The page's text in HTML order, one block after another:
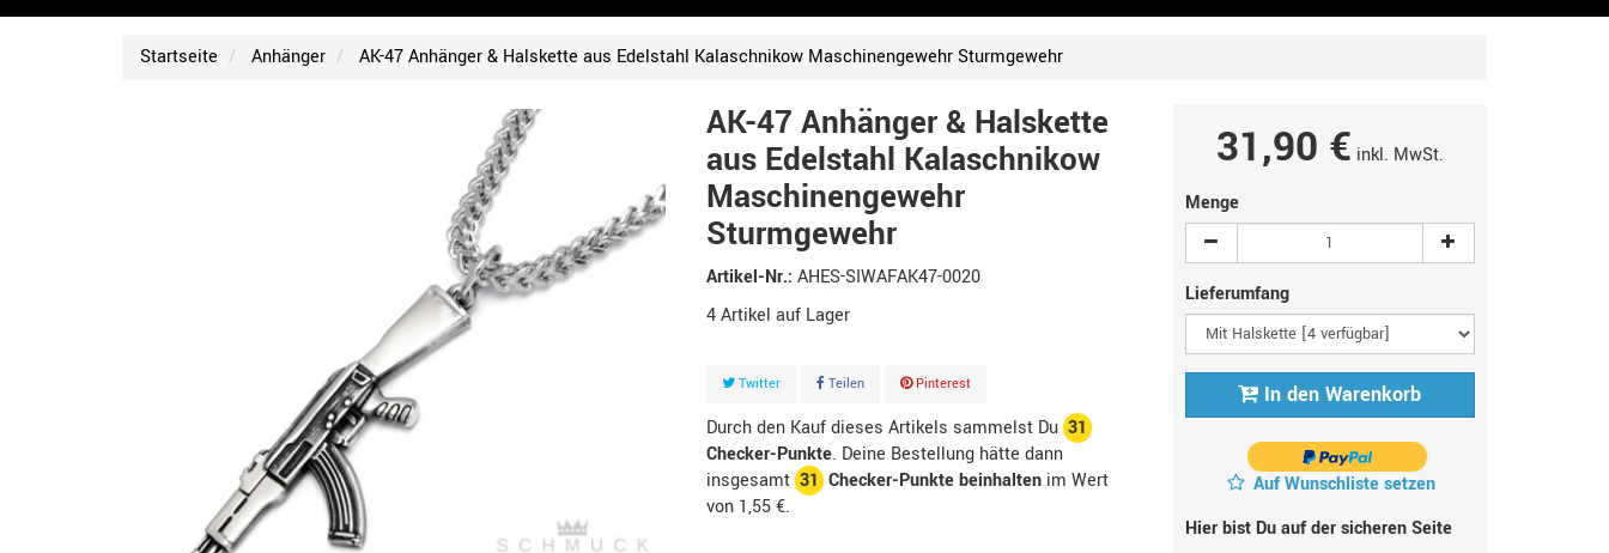
Startseite Anhänger AK-47 Anhänger & Halskette aus Edelstahl Kalaschnikow Maschinengewehr Sturmgewehr
AK-47 Anhänger & Halskette
aus Edelstahl Kalaschnikow
Maschinengewehr
Sturmgewehr
Artikel-Nr.: AHES-SIWAFAK47-0020
4 Artikel
Twitter Teilen Pinterest
Durch den Kauf dieses Artikels sammelst Du 31
Checker-Punkte. Deine Bestellung hätte dann
insgesamt 31 Checker-Punkte beinhaltenim Wert
von 1,55 €.
31,90 € inkl. MwSt.
Menge
Lieferumfang
In den Warenkorb
Auf Wunschliste setzen
Hier bist Du auf der sicheren Seite